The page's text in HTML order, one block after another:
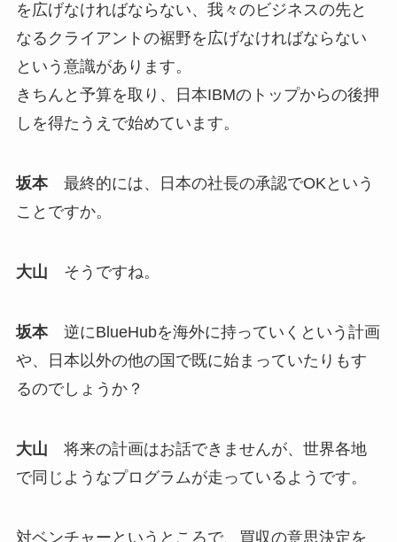
を広げなければならない、我々のビジネスの先と
なるクライアントの裾野を広げなければならない
という意識があります。
きちんと予算を取り、日本IBMのトップからの後押
しを得たうえで始めています。
坂本最終的には、日本の社長の承認でOKという
ことですか。
大山 そうですね。
坂本逆にBlueHubを海外に持っていくという計画
や、日本以外の他の国で既に始まっていたりもす
るのでしょうか？
大山 将来の計画はお話できませんが、世界各地
で同じようなプログラムが走っているようです。
対ベンチャーというところで、買収の意思決定を